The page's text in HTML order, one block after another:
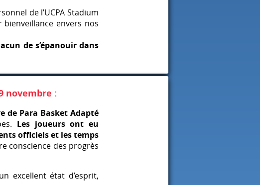
de l’UCPA Stadium
envers nos
de s’épanouir dans
novembre :
de Para Basket Adapté
Les joueurs ont eu
officiels et les temps
conscience des progrès
excellent état d’esprit,